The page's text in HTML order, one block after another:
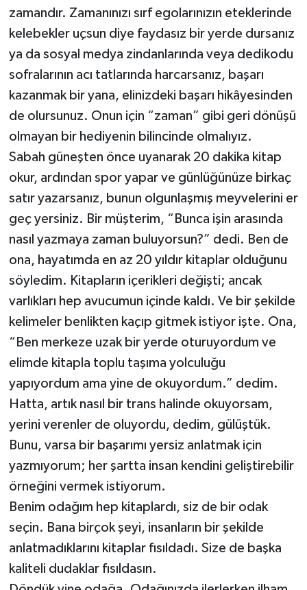
zamandır. Zamanınızı sırf egolarınızın eteklerinde
kelebekler uçsun diye faydasız bir yerde dursanız
ya da sosyal medya zindanlarında veya dedikodu
sofralarının acı tatlarında harcarsanız, başarı
kazanmak bir yana, elinizdeki başarı hikâyesinden
de olursunuz. Onun için “zaman” gibi geri dönüşü
olmayan bir hediyenin bilincinde olmalıyız.
Sabah güneşten önce uyanarak 20 dakika kitap
okur, ardından spor yapar ve günlüğünüze birkaç
satır yazarsanız, bunun olgunlaşmış meyvelerini er
geç yersiniz. Bir müşterim, “Bunca işin arasında
nasıl yazmaya zaman buluyorsun?” dedi. Ben de
ona, hayatımda en az 20 yıldır kitaplar olduğunu
söyledim. Kitapların içerikleri değişti; ancak
varlıkları hep avucumun içinde kaldı. Ve bir şekilde
kelimeler benlikten kaçıp gitmek istiyor işte. Ona,
“Ben merkeze uzak bir yerde oturuyordum ve
elimde kitapla toplu taşıma yolculuğu
yapıyordum ama yine de okuyordum.” dedim.
Hatta, artık nasıl bir trans halinde okuyorsam,
yerini verenler de oluyordu, dedim, gülüştük.
Bunu, varsa bir başarımı yersiz anlatmak için
yazmıyorum; her şartta insan kendini geliştirebilir
örneğini vermek istiyorum.
Benim odağım hep kitaplardı, siz de bir odak
seçin. Bana birçok şeyi, insanların bir şekilde
anlatmadıklarını kitaplar fısıldadı. Size de başka
kaliteli dudaklar fısıldasın.